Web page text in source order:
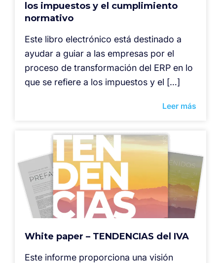
los impuestos y el cumplimiento
normativo
Este libro electrónico está destinado a
ayudar a guiar a las empresas por el
proceso de transformación del ERP en lo
que se refiere a los impuestos y el […]
Leer más
White paper – TENDENCIAS del IVA
Este informe proporciona una visión